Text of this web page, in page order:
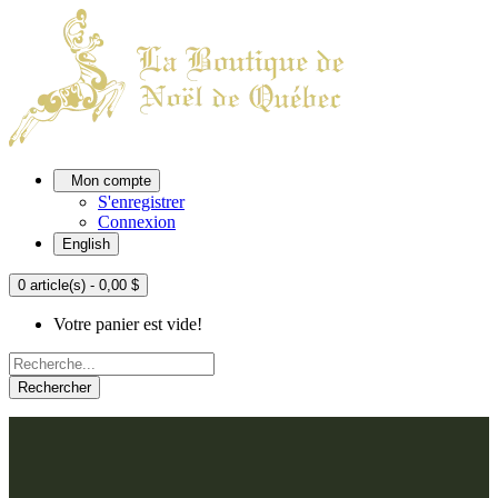
Mon compte
S'enregistrer
Connexion
English
0 article(s) - 0,00 $
Votre panier est vide!
Rechercher